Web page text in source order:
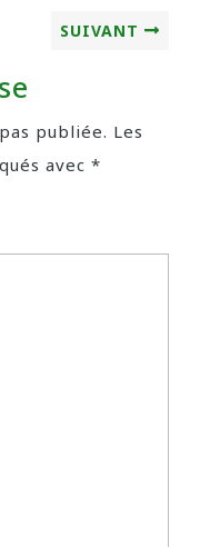
SUIVANT
publiée. Les
avec *